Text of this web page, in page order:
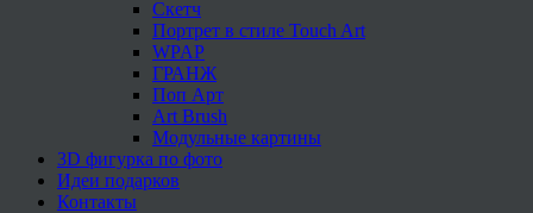
Скетч
Портрет в стиле Touch Art
WPAP
ГРАНЖ
Поп Арт
Art Brush
Модульные картины
3D фигурка по фото
Идеи подарков
Контакты